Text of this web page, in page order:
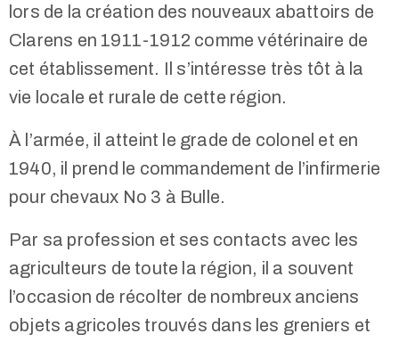
lors de la création des nouveaux abattoirs de
Clarens en 1911-1912 comme vétérinaire de
cet établissement. Il s’intéresse très tôt à la
vie locale et rurale de cette région.
À l’armée, il atteint le grade de colonel et en
1940, il prend le commandement de l’infirmerie
pour chevaux No 3 à Bulle.
Par sa profession et ses contacts avec les
agriculteurs de toute la région, il a souvent
l’occasion de récolter de nombreux anciens
objets agricoles trouvés dans les greniers et